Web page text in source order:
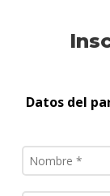
Datos del